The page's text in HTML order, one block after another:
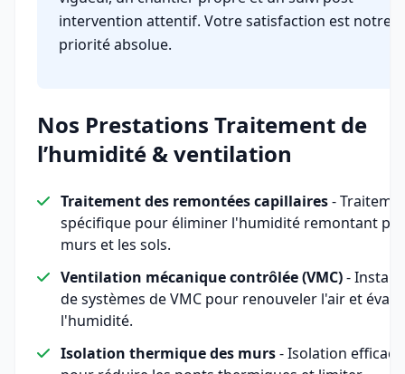
intervention attentif. Votre satisfaction est notre
priorité absolue.
Nos Prestations Traitement de
l’humidité & ventilation
Traitement des remontées capillaires-
spécifique pour éliminer l'humidité remontant
murs et les sols.
Ventilation mécanique contrôlée (VMC)-
de systèmes de VMC pour renouveler l'air et
l'humidité.
Isolation thermique des murs- Isolation efficace